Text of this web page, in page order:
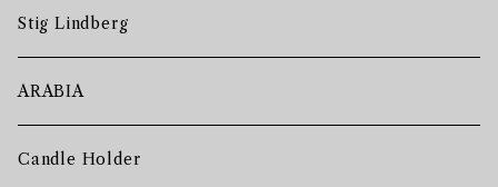
Stig Lindberg
ARABIA
Candle Holder